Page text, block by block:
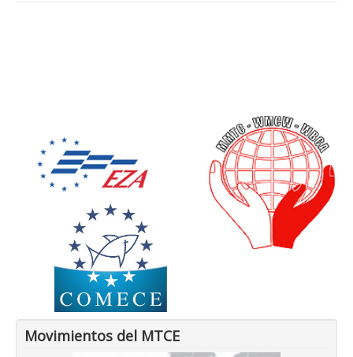
Movimientos del MTCE